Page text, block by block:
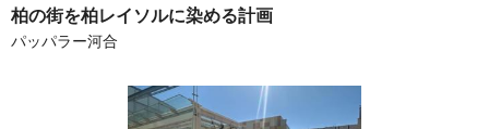
柏の街を柏レイソルに染める計画
パッパラー河合